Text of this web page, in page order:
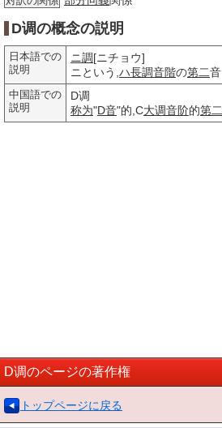
D调の概念の説明
日本語での
説明
ニ調[ニチョウ]
ニという, ハ長調音階の第二音
中国語での
説明
D调
称为"D音"的,C大调音阶的第二
D调のページの著作権
トップページに戻る